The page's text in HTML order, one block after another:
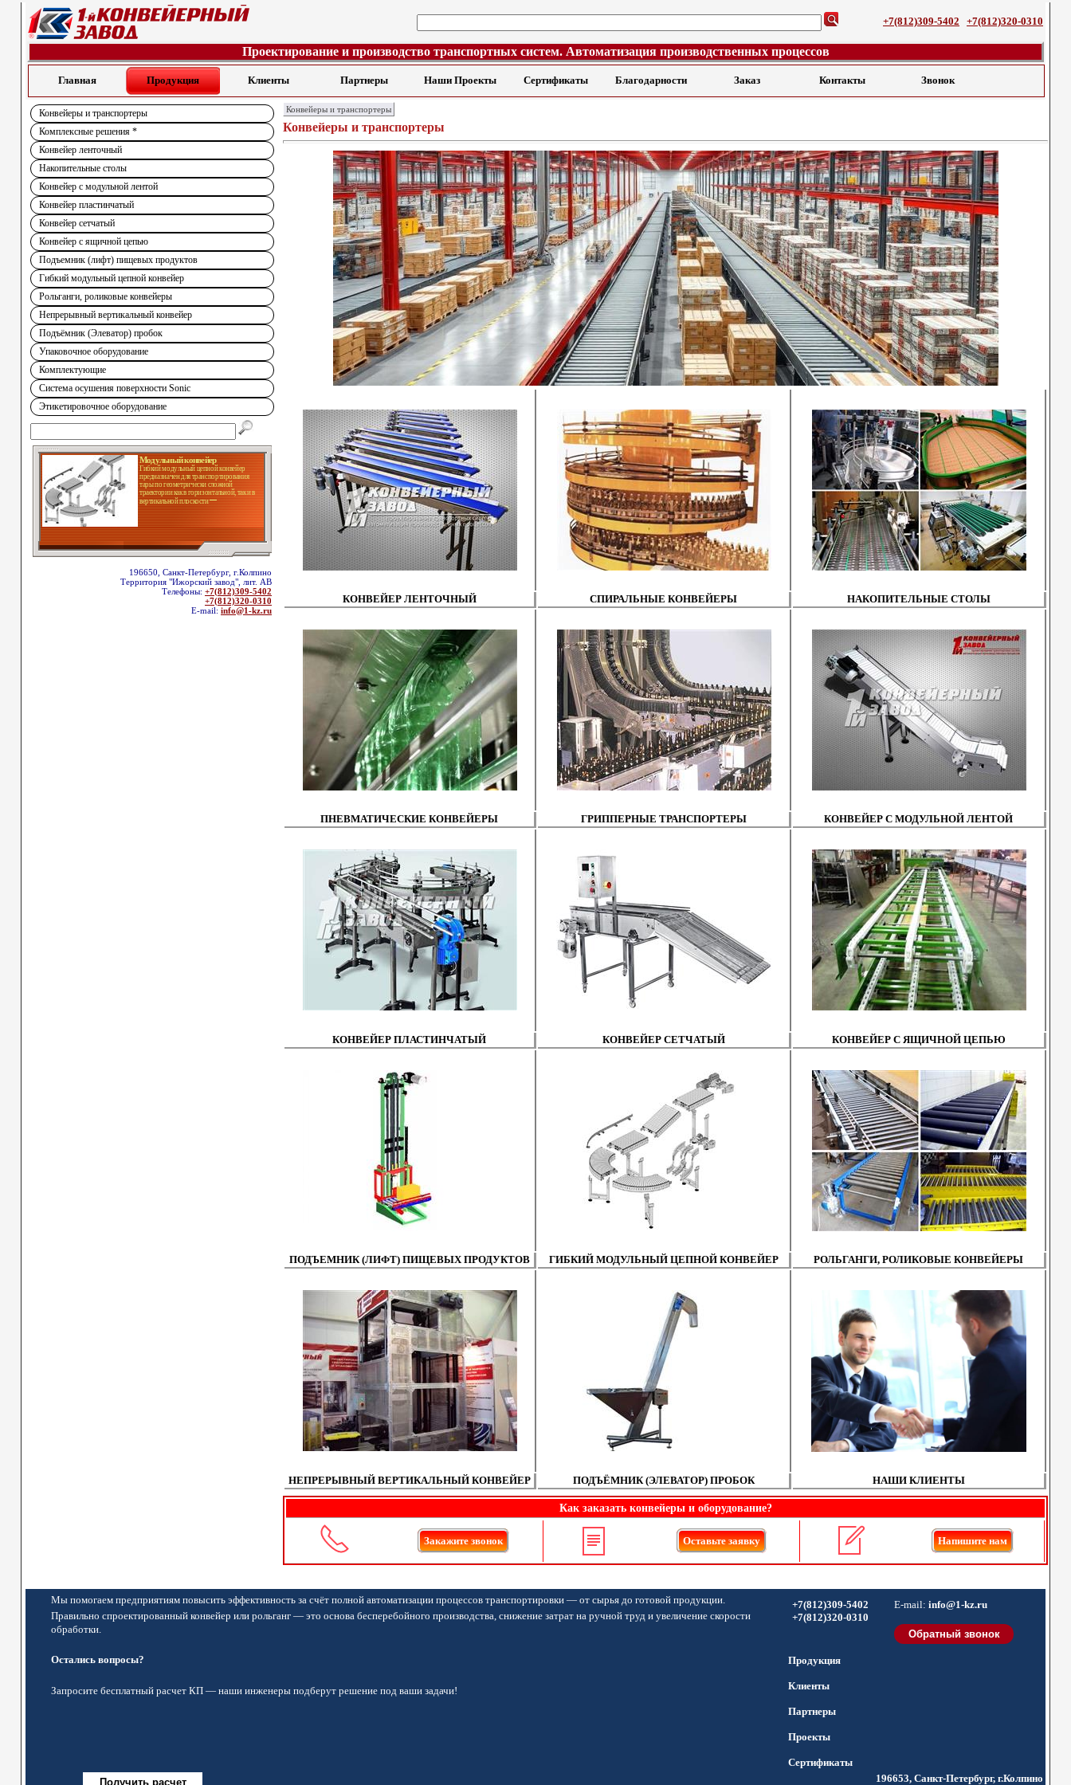
+7(812)309-5402 +7(812)320-0310
Проектирование и производство транспортных систем. Автоматизация производственных процессов
Главная Продукция Клиенты Партнеры Наши Проекты Сертификаты Благодарности Заказ Контакты Звонок
Конвейеры и транспортеры
Комплексные решения *
Конвейер ленточный
Накопительные столы
Конвейер с модульной лентой
Конвейер пластинчатый
Конвейер сетчатый
Конвейер с ящичной цепью
Подъемник (лифт) пищевых продуктов
Гибкий модульный цепной конвейер
Рольганги, роликовые конвейеры
Непрерывный вертикальный конвейер
Подъёмник (Элеватор) пробок
Упаковочное оборудование
Комплектующие
Система осушения поверхности Sonic
Этикетировочное оборудование
Модульный конвейер
Гибкий модульный цепной конвейер
предназначен для транспортирования
тары по геометрически сложной
траектории как в горизонтальной, так и в
вертикальной плоскости
196650, Санкт-Петербург, г.Колпино
Территория "Ижорский завод", лит. АВ
Телефоны: +7(812)309-5402
+7(812)320-0310
E-mail: info@1-kz.ru
Конвейеры и транспортеры
Конвейеры и транспортеры
КОНВЕЙЕР ЛЕНТОЧНЫЙ СПИРАЛЬНЫЕ КОНВЕЙЕРЫ НАКОПИТЕЛЬНЫЕ СТОЛЫ
ПНЕВМАТИЧЕСКИЕ КОНВЕЙЕРЫ ГРИППЕРНЫЕ ТРАНСПОРТЕРЫ КОНВЕЙЕР С МОДУЛЬНОЙ ЛЕНТОЙ
КОНВЕЙЕР ПЛАСТИНЧАТЫЙ КОНВЕЙЕР СЕТЧАТЫЙ КОНВЕЙЕР С ЯЩИЧНОЙ ЦЕПЬЮ
ПОДЪЕМНИК (ЛИФТ) ПИЩЕВЫХ ПРОДУКТОВ ГИБКИЙ МОДУЛЬНЫЙ ЦЕПНОЙ КОНВЕЙЕР РОЛЬГАНГИ, РОЛИКОВЫЕ КОНВЕЙЕРЫ
НЕПРЕРЫВНЫЙ ВЕРТИКАЛЬНЫЙ КОНВЕЙЕР ПОДЪЁМНИК (ЭЛЕВАТОР) ПРОБОК НАШИ КЛИЕНТЫ
Как заказать конвейеры и оборудование?
Закажите звонок Оставьте заявку Напишите нам
Мы помогаем предприятиям повысить эффективность за счёт полной автоматизации процессов транспортировки — от сырья до готовой продукции.
Правильно спроектированный конвейер или рольганг — это основа бесперебойного производства, снижение затрат на ручной труд и увеличение скорости
обработки.
Остались вопросы?
Запросите бесплатный расчет КП — наши инженеры подберут решение под ваши задачи!
+7(812)309-5402
+7(812)320-0310
E-mail: info@1-kz.ru
Продукция
Клиенты
Партнеры
Проекты
Сертификаты
196653, Санкт-Петербург, г.Колпино